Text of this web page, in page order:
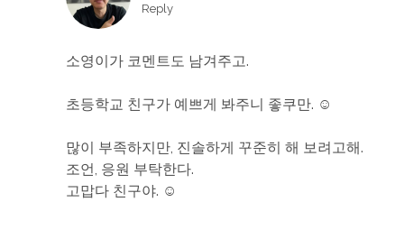
Reply
소영이가 코멘트도 남겨주고.
초등학교 친구가 예쁘게 봐주니 좋쿠만. ☺
많이 부족하지만, 진솔하게 꾸준히 해 보려고해.
조언, 응원 부탁한다.
고맙다 친구야. ☺